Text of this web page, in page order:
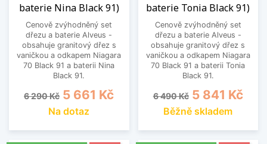
baterie Nina Black 91)
Cenově zvýhodněný set
dřezu a baterie Alveus -
obsahuje granitový dřez s
vaničkou a odkapem Niagara
70 Black 91 a baterii Nina
Black 91.
Běžná cena
6 290 Kč Cena
5 661 Kč
Na dotaz
baterie Tonia Black 91)
Cenově zvýhodněný set
dřezu a baterie Alveus -
obsahuje granitový dřez s
vaničkou a odkapem Niagara
70 Black 91 a baterii Tonia
Black 91.
Běžná cena
6 490 Kč Cena
5 841 Kč
Běžně skladem